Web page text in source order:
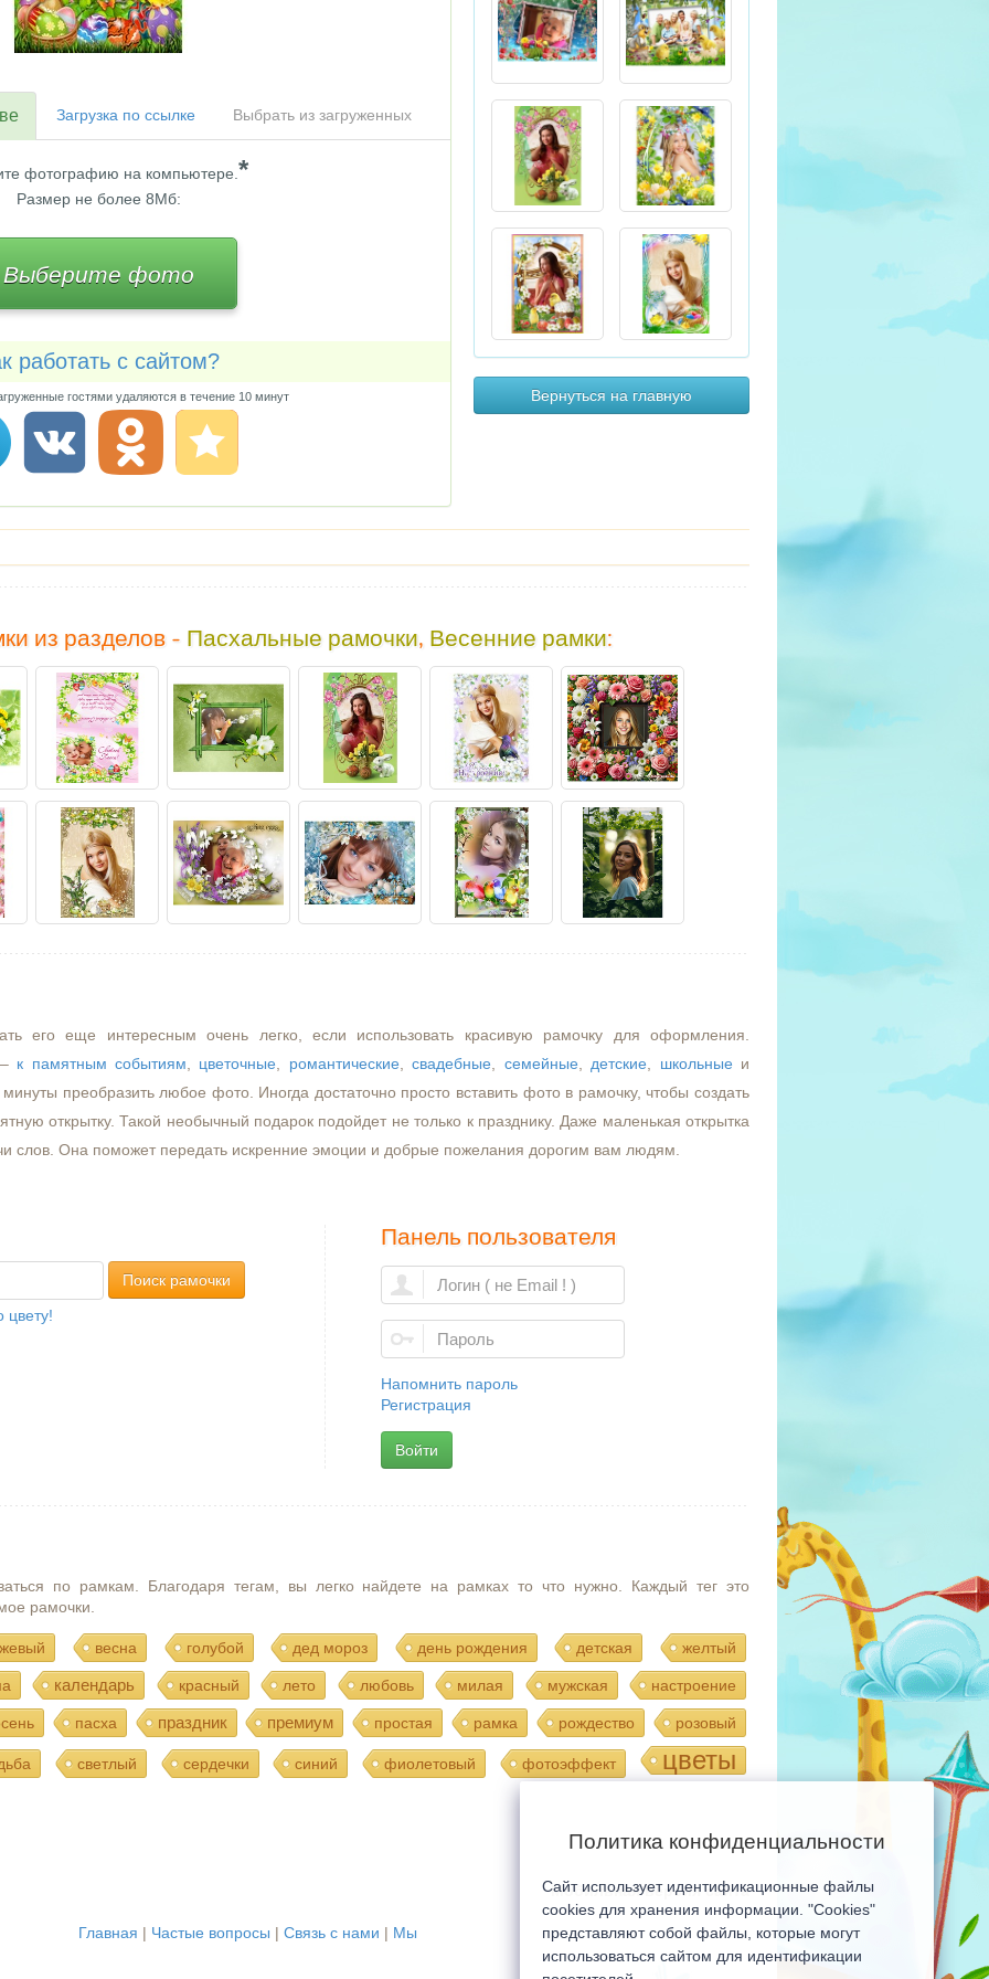
Вернуться на главную
Загрузка по ссылке Выбрать из загруженных
фотографию на компьютере. *
Размер не более 8Мб:
Выберите фото
работать с сайтом?
гостями удаляются в течение 10 минут
из разделов - Пасхальные рамочки, Весенние рамки:
его еще интересным очень легко, если использовать красивую рамочку для оформления.
к памятным событиям цветочные романтические ,свадебные семейные детские школьные и
преобразить любое фото. Иногда достаточно просто вставить фото в рамочку, чтобы создать
открытку. Такой необычный подарок подойдет не только к празднику. Даже маленькая открытка
слов. Она поможет передать искренние эмоции и добрые пожелания дорогим вам людям.
Поиск рамочки
цвету!
Панель пользователя
Напомнить пароль
Регистрация
Войти
по рамкам. Благодаря тегам, вы легко найдете на рамках то что нужно. Каждый тег это
рамочки.
весна голубой дед мороз день рождения детская желтый
календарь красный лето любовь милая мужская настроение
пасха праздник премиум простая рамка рождество розовый
светлый сердечки синий фиолетовый фотоэффект цветы
Мобильная версия сайта
Главная | Частые вопросы | Связь с нами | Мы
Политика конфиденциальности
Сайт использует идентификационные файлы
cookies для хранения информации. "Cookies"
представляют собой файлы, которые могут
использоваться сайтом для идентификации